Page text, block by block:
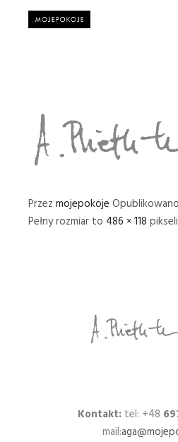
Przez mojepokoje Opublikowano
Pełny rozmiar to 486 × 118 pikseli
Kontakt:tel: +48
mail: